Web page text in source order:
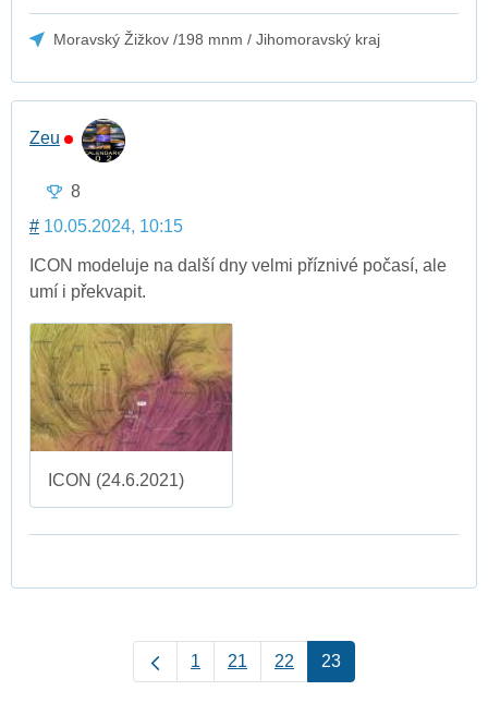
Moravský Žižkov /198 mnm / Jihomoravský kraj
Zeu
8
# 10.05.2024, 10:15
ICON modeluje na další dny velmi příznivé počasí, ale
umí i překvapit.
ICON (24.6.2021)
1 21 22 23